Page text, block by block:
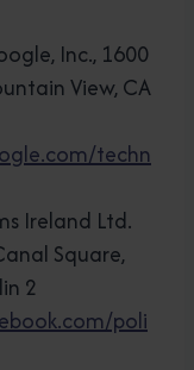
Inc., 1600
View, CA
techn
Ireland Ltd.
Square,
2
poli